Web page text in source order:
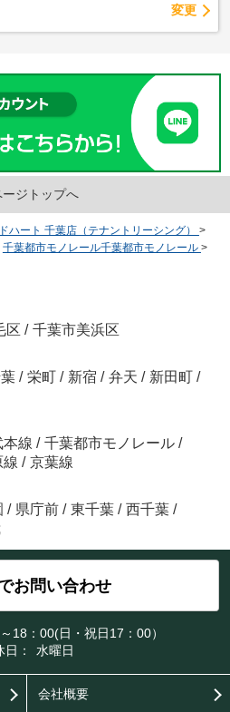
変更
ージトップへ
ート 千葉店（テナントリーシング）
>
千葉都市モノレール千葉都市モノレール >
区 / 千葉市美浜区
/ 栄町 / 新宿 / 弁天 / 新田町 /
本線 / 千葉都市モノレール /
線 / 京葉線
/ 県庁前 / 東千葉 / 西千葉 /
お問い合わせ
18：00(日・祝日17：00）
日：
水曜日
会社概要